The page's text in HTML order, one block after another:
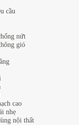
cầu
nứt
gió
cao
nhẹ
nội thất